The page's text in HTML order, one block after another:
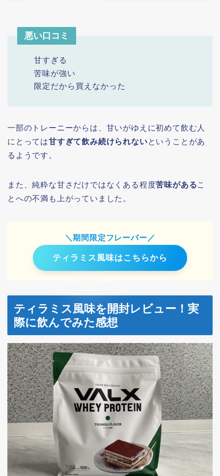
悪い口コミ
甘すぎる
苦味が強い
限定だから買えなかった
一部のトレーニーからは、甘いがゆえに初めて飲む人
にとっては甘すぎて飲み続けられないということがあ
るようです。
また、純粋な甘さだけではなくある程度苦味があるこ
とへの不満も上がっていました。
＼期間限定フレーバー／
ティラミス風味はこちらから
ティラミス風味を開封レビュー！実
際に飲んでみた感想